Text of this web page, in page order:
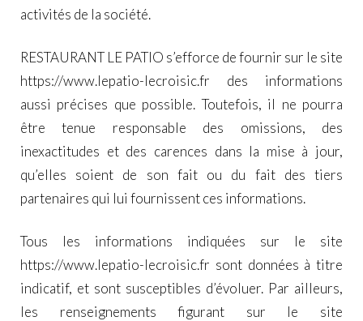
activités de la société.
RESTAURANT LE PATIO s’efforce de fournir sur le site
https://www.lepatio-lecroisic.fr des informations
aussi précises que possible. Toutefois, il ne pourra
être tenue responsable des omissions, des
inexactitudes et des carences dans la mise à jour,
qu’elles soient de son fait ou du fait des tiers
partenaires qui lui fournissent ces informations.
Tous les informations indiquées sur le site
https://www.lepatio-lecroisic.fr sont données à titre
indicatif, et sont susceptibles d’évoluer. Par ailleurs,
les renseignements figurant sur le site